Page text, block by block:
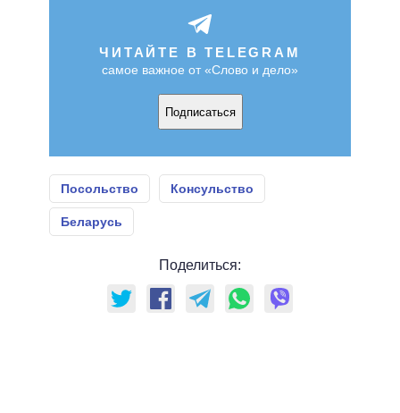
ЧИТАЙТЕ В TELEGRAM
самое важное от «Слово и дело»
Подписаться
Посольство Консульство
Беларусь
Поделиться: